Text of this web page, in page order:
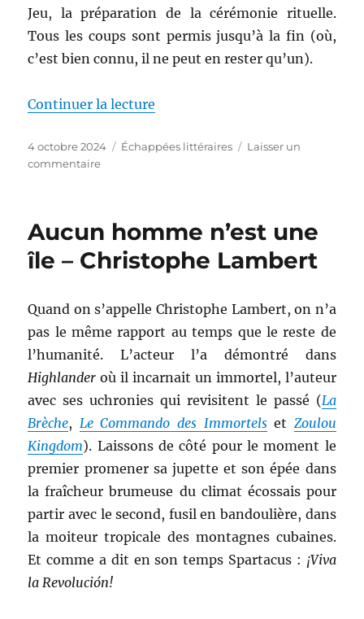
Jeu, la préparation de la cérémonie rituelle.
Tous les coups sont permis jusqu’à la fin (où,
c’est bien connu, il ne peut en rester qu’un).
Continuer la lecture
Publié
le
4 octobre 2024 Catégories
Échappées littéraires
Laisser un
commentairesur
nuit
d’octobre
–
Aucun homme n’est une
île – Christophe Lambert
Quand on s’appelle Christophe Lambert, on n’a
pas le même rapport au temps que le reste de
l’humanité. L’acteur l’a démontré dans
Highlander où il incarnait un immortel, l’auteur
avec ses uchronies qui revisitent le passé (La
Brèche, Le Commando des Immortelset Zoulou
Kingdom). Laissons de côté pour le moment le
premier promener sa jupette et son épée dans
la fraîcheur brumeuse du climat écossais pour
partir avec le second, fusil en bandoulière, dans
la moiteur tropicale des montagnes cubaines.
Et comme a dit en son temps Spartacus : ¡Viva
la Revolución!